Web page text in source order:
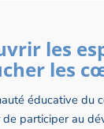
les
les
éducative du
de participer au